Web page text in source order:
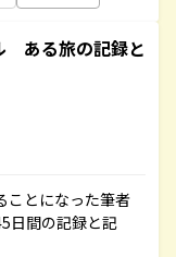
ある旅の記録と
ことになった筆者
日間の記録と記